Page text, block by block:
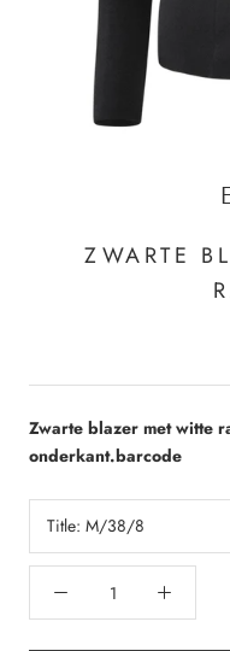
ZWARTE
Zwarte blazer met witte
onderkant.barcode
Title: M/38/8